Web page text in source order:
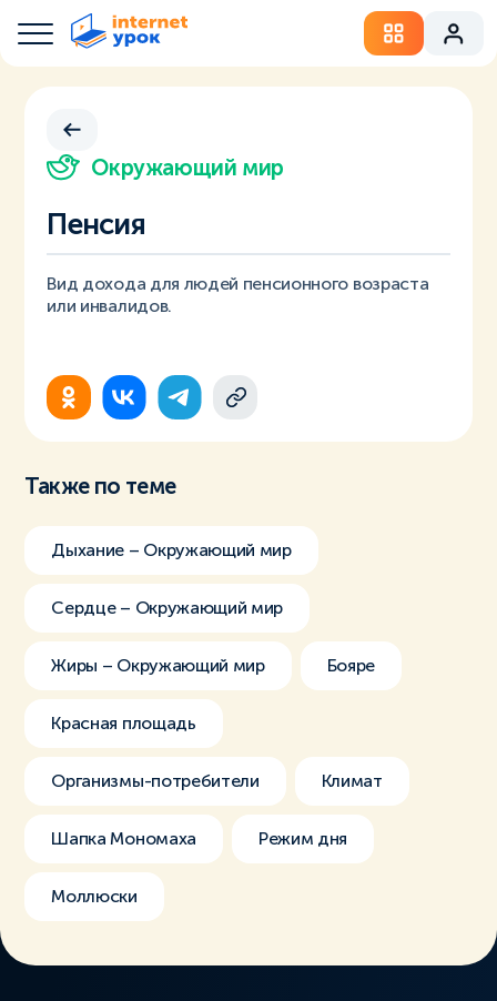
Окружающий мир
Пенсия
Вид дохода для людей пенсионного возраста
или инвалидов.
Также по теме
Дыхание – Окружающий мир
Сердце – Окружающий мир
Жиры – Окружающий мир Бояре
Красная площадь
Организмы-потребители Климат
Шапка Мономаха Режим дня
Моллюски